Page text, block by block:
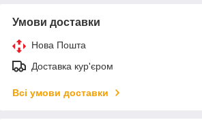
Умови доставки
Нова Пошта
Доставка кур'єром
Всі умови доставки